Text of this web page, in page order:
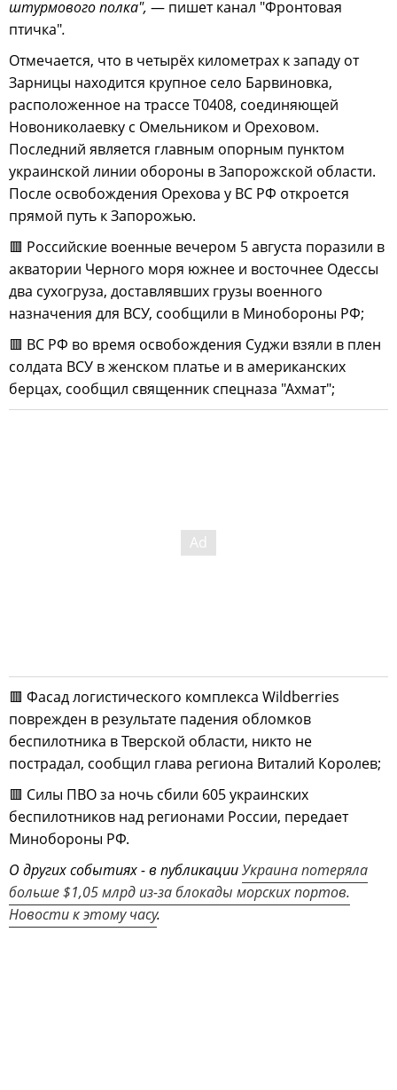
штурмового полка", — пишет канал "Фронтовая
птичка".
Отмечается, что в четырёх километрах к западу от
Зарницы находится крупное село Барвиновка,
расположенное на трассе Т0408, соединяющей
Новониколаевку с Омельником и Ореховом.
Последний является главным опорным пунктом
украинской линии обороны в Запорожской области.
После освобождения Орехова у ВС РФ откроется
прямой путь к Запорожью.
🟥 Российские военные вечером 5 августа поразили в
акватории Черного моря южнее и восточнее Одессы
два сухогруза, доставлявших грузы военного
назначения для ВСУ, сообщили в Минобороны РФ;
🟥 ВС РФ во время освобождения Суджи взяли в плен
солдата ВСУ в женском платье и в американских
берцах, сообщил священник спецназа "Ахмат";
🟥 Фасад логистического комплекса Wildberries
поврежден в результате падения обломков
беспилотника в Тверской области, никто не
пострадал, сообщил глава региона Виталий Королев;
🟥 Силы ПВО за ночь сбили 605 украинских
беспилотников над регионами России, передает
Минобороны РФ.
О других событиях - в публикацииУкраина потеряла
больше $1,05 млрд из-за блокады морских портов.
Новости к этому часу.